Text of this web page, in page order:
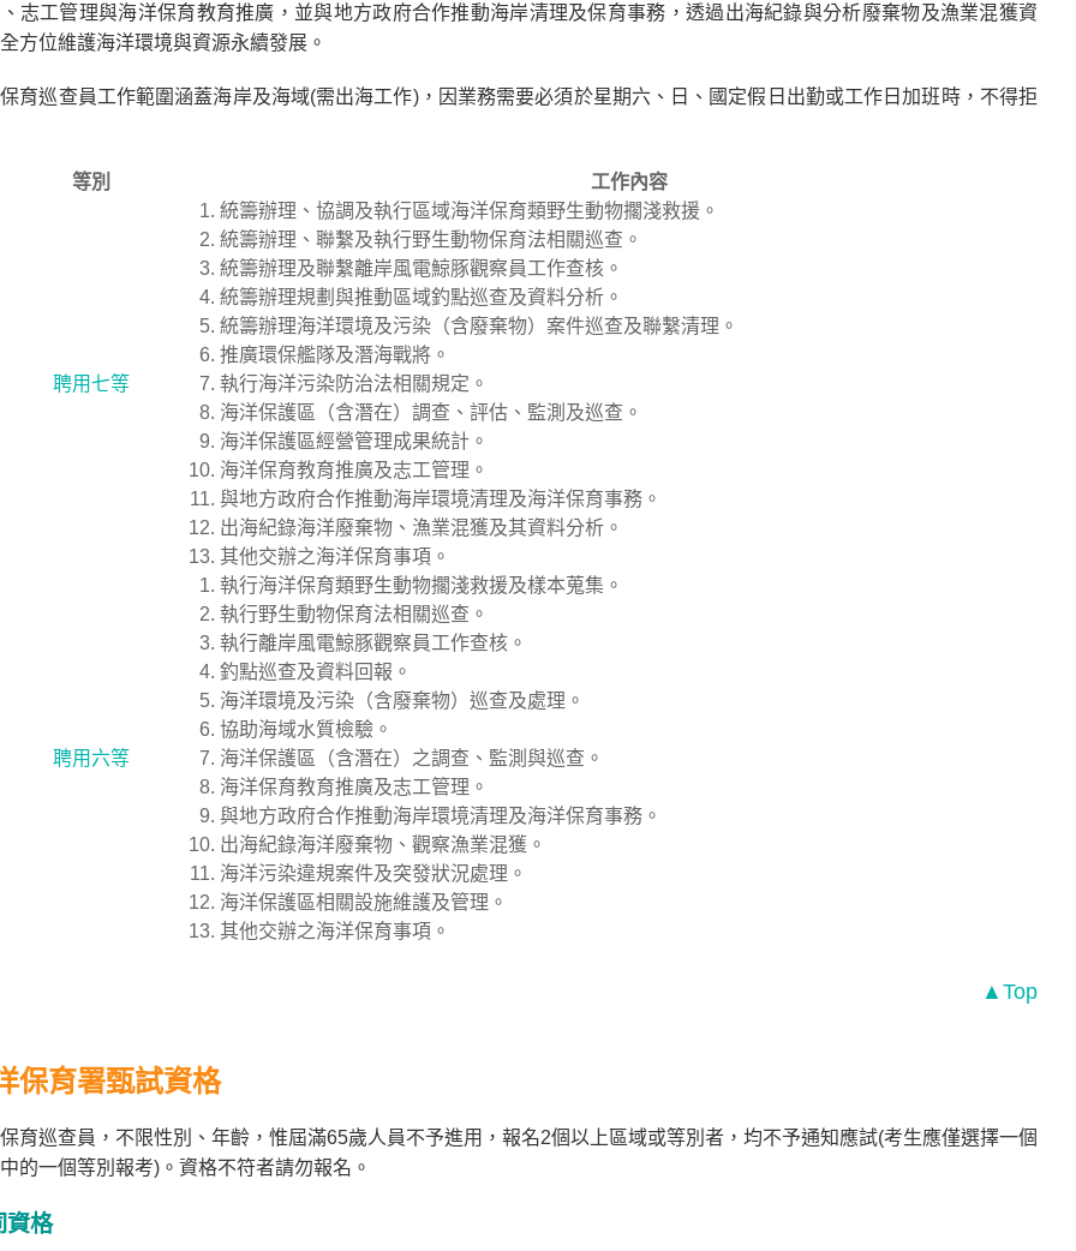
志工管理與海洋保育教育推廣，並與地方政府合作推動海岸清理及保育事務，透過出海紀錄與分析廢棄物及漁業混獲資
方位維護海洋環境與資源永續發展。
育巡查員工作範圍涵蓋海岸及海域(需出海工作)，因業務需要必須於星期六、日、國定假日出勤或工作日加班時，不得拒
等別 工作內容
聘用七等
統籌辦理、協調及執行區域海洋保育類野生動物擱淺救援。
統籌辦理、聯繫及執行野生動物保育法相關巡查。
統籌辦理及聯繫離岸風電鯨豚觀察員工作查核。
統籌辦理規劃與推動區域釣點巡查及資料分析。
統籌辦理海洋環境及污染（含廢棄物）案件巡查及聯繫清理。
推廣環保艦隊及潛海戰將。
執行海洋污染防治法相關規定。
海洋保護區（含潛在）調查、評估、監測及巡查。
海洋保護區經營管理成果統計。
海洋保育教育推廣及志工管理。
與地方政府合作推動海岸環境清理及海洋保育事務。
出海紀錄海洋廢棄物、漁業混獲及其資料分析。
其他交辦之海洋保育事項。
聘用六等
執行海洋保育類野生動物擱淺救援及樣本蒐集。
執行野生動物保育法相關巡查。
執行離岸風電鯨豚觀察員工作查核。
釣點巡查及資料回報。
海洋環境及污染（含廢棄物）巡查及處理。
協助海域水質檢驗。
海洋保護區（含潛在）之調查、監測與巡查。
海洋保育教育推廣及志工管理。
與地方政府合作推動海岸環境清理及海洋保育事務。
出海紀錄海洋廢棄物、觀察漁業混獲。
海洋污染違規案件及突發狀況處理。
海洋保護區相關設施維護及管理。
其他交辦之海洋保育事項。
▲Top
保育署甄試資格
育巡查員，不限性別、年齡，惟屆滿65歲人員不予進用，報名2個以上區域或等別者，均不予通知應試(考生應僅選擇一個
的一個等別報考)。資格不符者請勿報名。
資格